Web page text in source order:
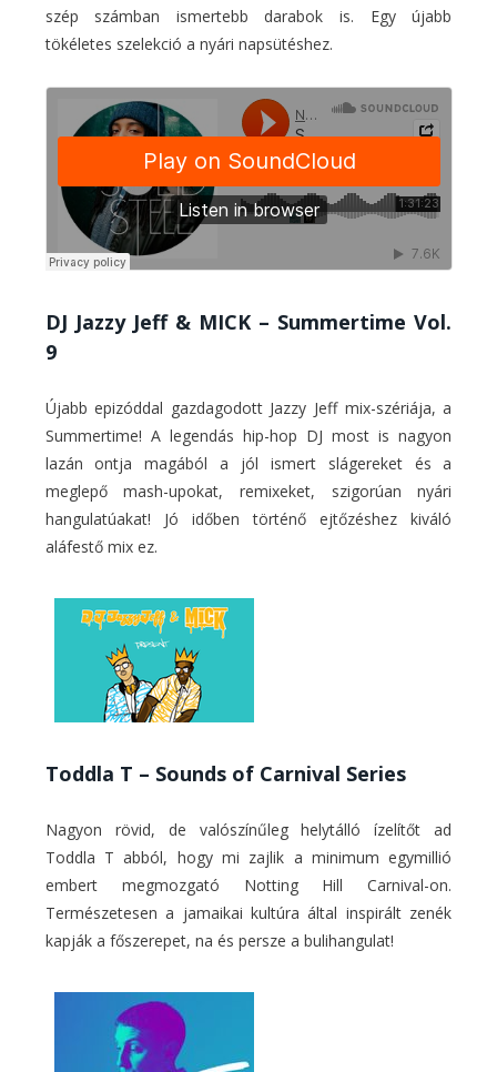
szép számban ismertebb darabok is. Egy újabb
tökéletes szelekció a nyári napsütéshez.
DJ Jazzy Jeff & MICK – Summertime Vol.
9
Újabb epizóddal gazdagodott Jazzy Jeff mix-szériája, a
Summertime! A legendás hip-hop DJ most is nagyon
lazán ontja magából a jól ismert slágereket és a
meglepő mash-upokat, remixeket, szigorúan nyári
hangulatúakat! Jó időben történő ejtőzéshez kiváló
aláfestő mix ez.
Toddla T – Sounds of Carnival Series
Nagyon rövid, de valószínűleg helytálló ízelítőt ad
Toddla T abból, hogy mi zajlik a minimum egymillió
embert megmozgató Notting Hill Carnival-on.
Természetesen a jamaikai kultúra által inspirált zenék
kapják a főszerepet, na és persze a bulihangulat!